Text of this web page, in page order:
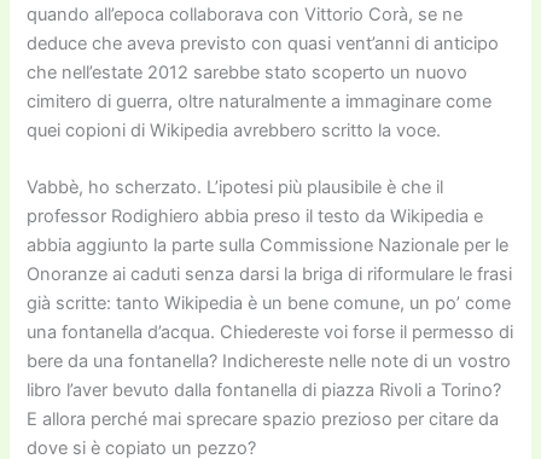
quando all’epoca collaborava con Vittorio Corà, se ne
deduce che aveva previsto con quasi vent’anni di anticipo
che nell’estate 2012 sarebbe stato scoperto un nuovo
cimitero di guerra, oltre naturalmente a immaginare come
quei copioni di Wikipedia avrebbero scritto la voce.
Vabbè, ho scherzato. L’ipotesi più plausibile è che il
professor Rodighiero abbia preso il testo da Wikipedia e
abbia aggiunto la parte sulla Commissione Nazionale per le
Onoranze ai caduti senza darsi la briga di riformulare le frasi
già scritte: tanto Wikipedia è un bene comune, un po’ come
una fontanella d’acqua. Chiedereste voi forse il permesso di
bere da una fontanella? Indichereste nelle note di un vostro
libro l’aver bevuto dalla fontanella di piazza Rivoli a Torino?
E allora perché mai sprecare spazio prezioso per citare da
dove si è copiato un pezzo?